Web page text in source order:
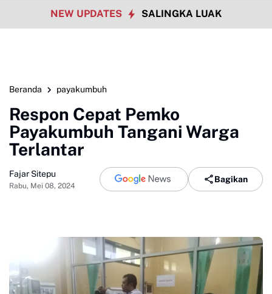
NEW UPDATES SALINGKA LUAK
Beranda payakumbuh
Respon Cepat Pemko
Payakumbuh Tangani Warga
Terlantar
Fajar Sitepu
Rabu, Mei 08, 2024
Bagikan